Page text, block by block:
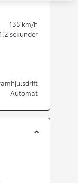
135 km/h
sekunder
Automat